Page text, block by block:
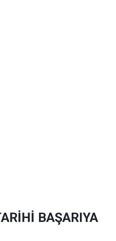
BAŞARIYA